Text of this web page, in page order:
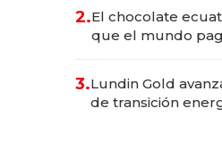
2.El chocolate
que el mundo
3.Lundin Gold
de transición